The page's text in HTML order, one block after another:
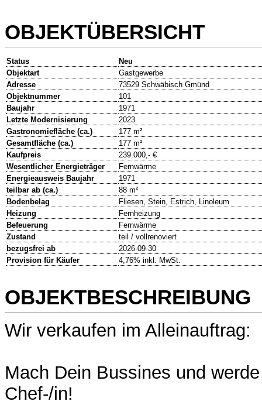
OBJEKTÜBERSICHT
Status
Neu
Objektart
Gastgewerbe
Adresse
73529 Schwäbisch Gmünd
Objektnummer
101
Baujahr
1971
Letzte Modernisierung
2023
Gastronomiefläche (ca.)
177 m²
Gesamtfläche (ca.)
177 m²
Kaufpreis
239.000,- €
Wesentlicher Energieträger
Fernwärme
Energieausweis Baujahr
1971
teilbar ab (ca.)
88 m²
Bodenbelag
Fliesen, Stein, Estrich, Linoleum
Heizung
Fernheizung
Befeuerung
Fernwärme
Zustand
teil / vollrenoviert
bezugsfrei ab
2026-09-30
Provision für Käufer
4,76% inkl. MwSt.
OBJEKTBESCHREIBUNG
Wir verkaufen im Alleinauftrag:
Mach Dein Bussines und
Chef-/in!